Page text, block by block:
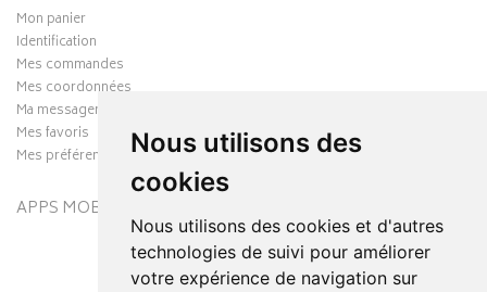
Nous utilisons des
cookies
Nous utilisons des cookies et d'autres
technologies de suivi pour améliorer
votre expérience de navigation sur
Mon panier
Identification
Mes commandes
Mes coordonnées
Ma messagerie
Mes favoris
Mes préférences Cookies
APPS MOBILES